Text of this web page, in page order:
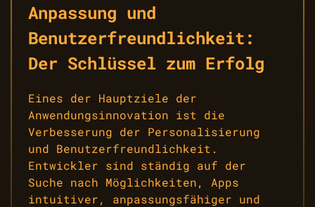
Anpassung und
Benutzerfreundlichkeit:
Der Schlüssel zum Erfolg
Eines der Hauptziele der
Anwendungsinnovation ist die
Verbesserung der Personalisierung
und Benutzerfreundlichkeit.
Entwickler sind ständig auf der
Suche nach Möglichkeiten, Apps
intuitiver, anpassungsfähiger und